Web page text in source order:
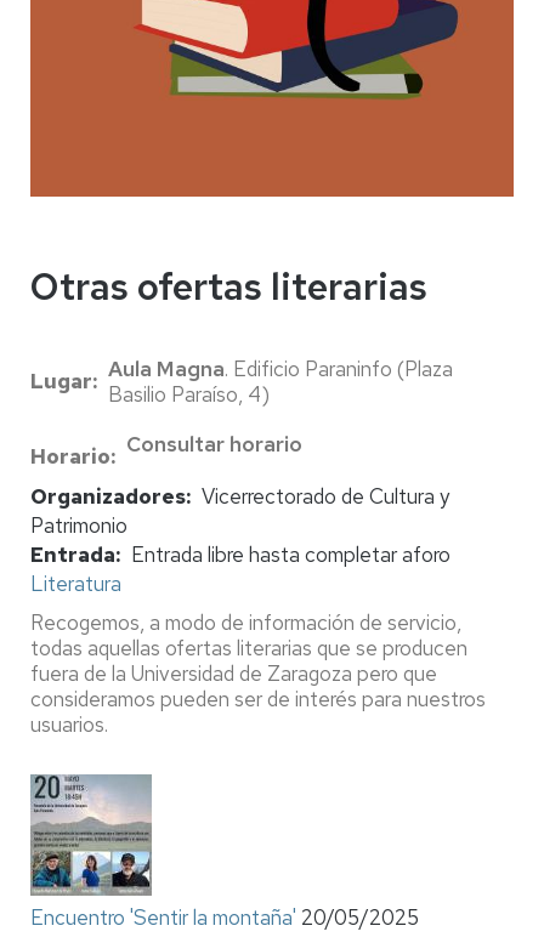
Otras ofertas literarias
Lugar Aula Magna. Edificio Paraninfo (Plaza
Basilio Paraíso, 4)
Horario
Consultar horario
Organizadores Vicerrectorado de Cultura y
Patrimonio
Entrada
Entrada libre hasta completar aforo
Literatura
Recogemos, a modo de información de servicio,
todas aquellas ofertas literarias que se producen
fuera de la Universidad de Zaragoza pero que
consideramos pueden ser de interés para nuestros
usuarios.
Encuentro 'Sentir la montaña' 20/05/2025